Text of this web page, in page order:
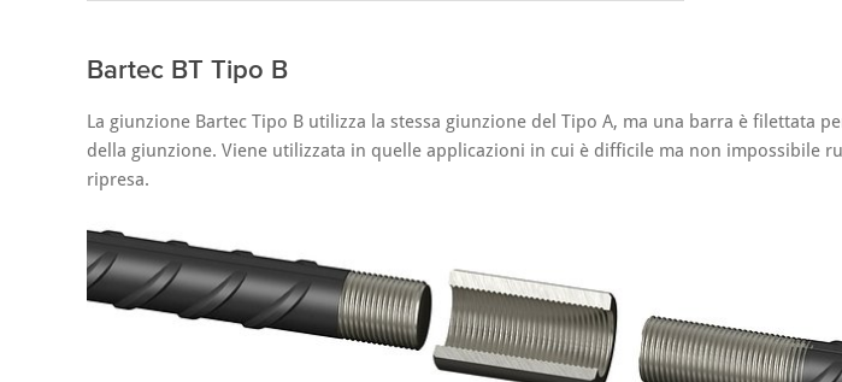
Bartec BT Tipo B
La giunzione Bartec Tipo B utilizza la stessa giunzione del Tipo A, ma una barra è filettata
della giunzione. Viene utilizzata in quelle applicazioni in cui è difficile ma non impossibile
ripresa.